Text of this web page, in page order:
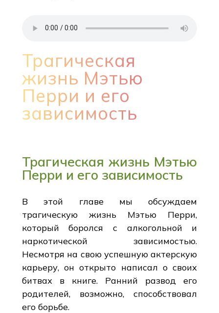
Трагическая
жизнь Мэтью
Перри и его
зависимость
Трагическая жизнь Мэтью
Перри и его зависимость
В этой главе мы обсуждаем
трагическую жизнь Мэтью Перри,
который боролся с алкогольной и
наркотической зависимостью.
Несмотря на свою успешную актерскую
карьеру, он открыто написал о своих
битвах в книге. Ранний развод его
родителей, возможно, способствовал
его борьбе.